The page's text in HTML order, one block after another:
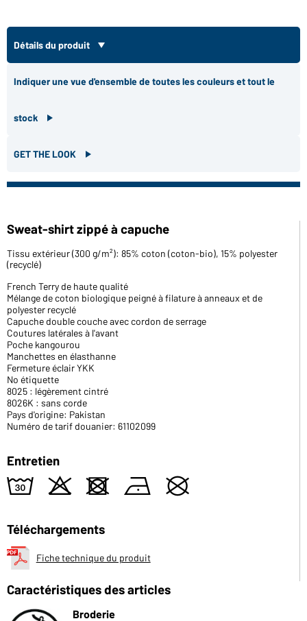
Détails du produit
Indiquer une vue d'ensemble de toutes les couleurs et tout le
stock
GET THE LOOK
Sweat-shirt zippé à capuche
Tissu extérieur (300 g/m²): 85% coton (coton-bio), 15% polyester
(recyclé)
French Terry de haute qualité
Mélange de coton biologique peigné à filature à anneaux et de
polyester recyclé
Capuche double couche avec cordon de serrage
Coutures latérales à l'avant
Poche kangourou
Manchettes en élasthanne
Fermeture éclair YKK
No étiquette
8025 : légèrement cintré
8026K : sans corde
Pays d'origine: Pakistan
Numéro de tarif douanier: 61102099
Entretien
w o d n U
Téléchargements
Fiche technique du produit
Caractéristiques des articles
Broderie